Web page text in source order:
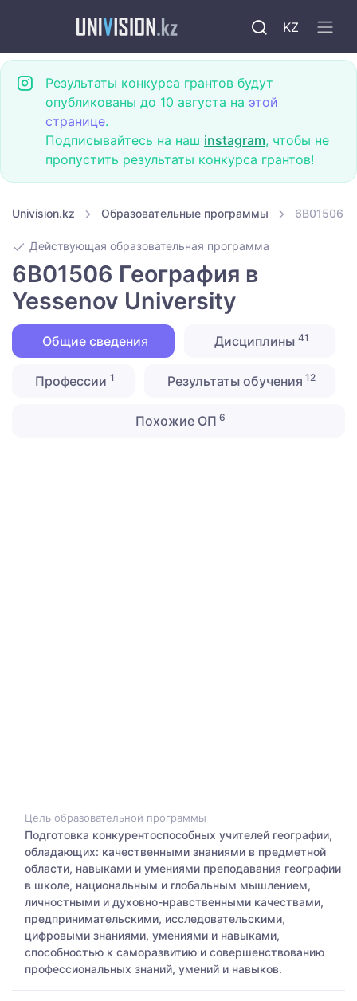
KZ
Результаты конкурса грантов будут
опубликованы до 10 августа на этой
странице.
Подписывайтесь на наш instagram, чтобы не
пропустить результаты конкурса грантов!
Univision.kz Образовательные программы 6B01506
Действующая образовательная программа
6B01506 География в
Yessenov University
Общие сведения Дисциплины 41
Профессии 1 Результаты обучения 12
Похожие ОП 6
Цель образовательной программы
Подготовка конкурентоспособных учителей географии,
обладающих: качественными знаниями в предметной
области, навыками и умениями преподавания географии
в школе, национальным и глобальным мышлением,
личностными и духовно-нравственными качествами,
предпринимательскими, исследовательскими,
цифровыми знаниями, умениями и навыками,
способностью к саморазвитию и совершенствованию
профессиональных знаний, умений и навыков.